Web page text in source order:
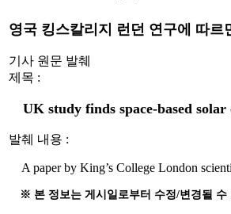
영국 킹스칼리지 런던 연구에 따르
기사 원문 발췌
제목 :
UK study finds space-based
발췌 내용 :
A paper by King’s College London
※ 본 정보는 게시일로부터 수정/변경될